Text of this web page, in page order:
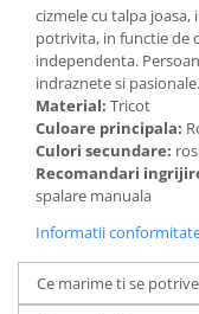
cizmele cu talpa joasa,
potrivita, in functie de
independenta.
indraznete si pasionale.
Material: Tricot
Culoare principala:
Culori secundare:
Recomandari
spalare manuala
Informatii
Ce marime ti se